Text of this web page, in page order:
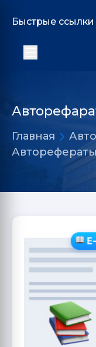
Быстрые ссылки
Главная
Авторефераты